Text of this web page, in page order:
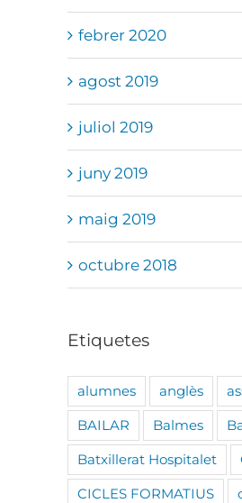
febrer 2020
agost 2019
juliol 2019
juny 2019
maig 2019
octubre 2018
Etiquetes
alumnes anglès
BAILAR
Balmes
Batxillerat Hospitalet
CICLES FORMATIUS